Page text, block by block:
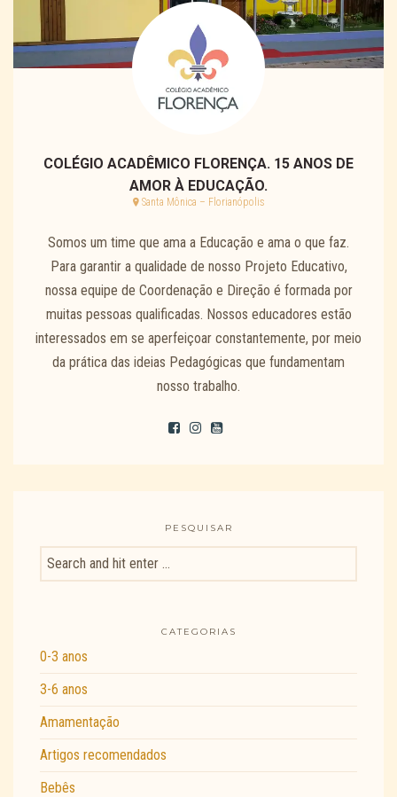
COLÉGIO ACADÊMICO FLORENÇA. 15 ANOS DE
AMOR À EDUCAÇÃO.
Santa Mônica – Florianópolis
Somos um time que ama a Educação e ama o que faz.
Para garantir a qualidade de nosso Projeto Educativo,
nossa equipe de Coordenação e Direção é formada por
muitas pessoas qualificadas. Nossos educadores estão
interessados em se aperfeiçoar constantemente, por meio
da prática das ideias Pedagógicas que fundamentam
nosso trabalho.
PESQUISAR
CATEGORIAS
0-3 anos
3-6 anos
Amamentação
Artigos recomendados
Bebês